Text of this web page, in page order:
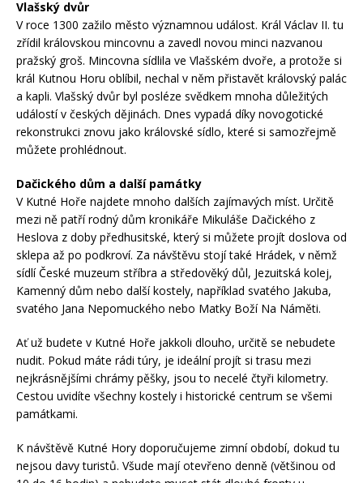
Vlašský dvůr
V roce 1300 zažilo město významnou událost. Král Václav II. tu
zřídil královskou mincovnu a zavedl novou minci nazvanou
pražský groš. Mincovna sídlila ve Vlašském dvoře, a protože si
král Kutnou Horu oblíbil, nechal v něm přistavět královský palác
a kapli. Vlašský dvůr byl posléze svědkem mnoha důležitých
událostí v českých dějinách. Dnes vypadá díky novogotické
rekonstrukci znovu jako královské sídlo, které si samozřejmě
můžete prohlédnout.
Dačického dům a další památky
V Kutné Hoře najdete mnoho dalších zajímavých míst. Určitě
mezi ně patří rodný dům kronikáře Mikuláše Dačického z
Heslova z doby předhusitské, který si můžete projít doslova od
sklepa až po podkroví. Za návštěvu stojí také Hrádek, v němž
sídlí České muzeum stříbra a středověký důl, Jezuitská kolej,
Kamenný dům nebo další kostely, například svatého Jakuba,
svatého Jana Nepomuckého nebo Matky Boží Na Náměti.
Ať už budete v Kutné Hoře jakkoli dlouho, určitě se nebudete
nudit. Pokud máte rádi túry, je ideální projít si trasu mezi
nejkrásnějšími chrámy pěšky, jsou to necelé čtyři kilometry.
Cestou uvidíte všechny kostely i historické centrum se všemi
památkami.
K návštěvě Kutné Hory doporučujeme zimní období, dokud tu
nejsou davy turistů. Všude mají otevřeno denně (většinou od